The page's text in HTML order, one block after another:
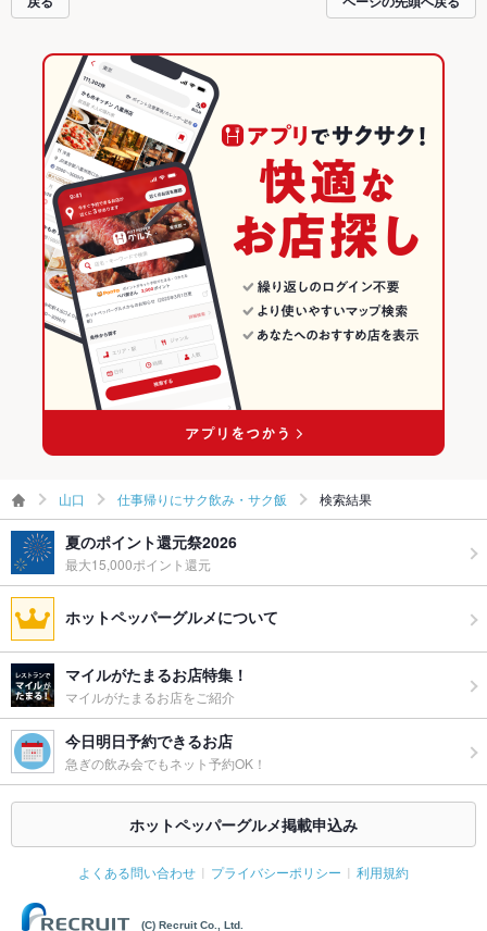
山口 仕事帰りにサク飲み・サク飯 検索結果
夏のポイント還元祭2026
最大15,000ポイント還元
ホットペッパーグルメについて
マイルがたまるお店特集！
マイルがたまるお店をご紹介
今日明日予約できるお店
急ぎの飲み会でもネット予約OK！
ホットペッパーグルメ掲載申込み
よくある問い合わせ プライバシーポリシー 利用規約
(C) Recruit Co., Ltd.